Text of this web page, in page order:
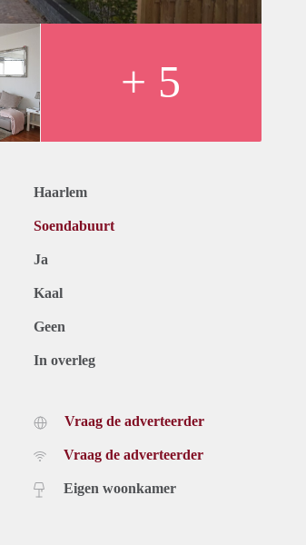
voorschot water en stookkosten.
je aan via info@nuwoonruimte.nl of bel
+ 5
Haarlem
Soendabuurt
Ja
Kaal
Geen
In overleg
Vraag de adverteerder
Vraag de adverteerder
Eigen woonkamer